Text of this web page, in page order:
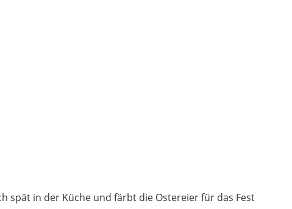
spät in der Küche und färbt die Ostereier für das Fest